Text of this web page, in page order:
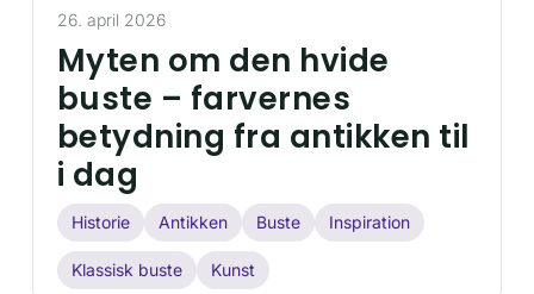
Myten om den hvide
buste – farvernes
betydning fra antikken til
i dag
Historie Antikken Buste Inspiration
Klassisk buste Kunst
26. april 2026